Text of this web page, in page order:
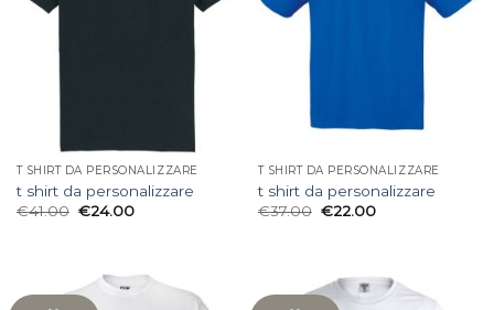
T SHIRT DA PERSONALIZZARE
t shirt da personalizzare
€41.00 €24.00
T SHIRT DA PERSONALIZZARE
t shirt da personalizzare
€37.00 €22.00